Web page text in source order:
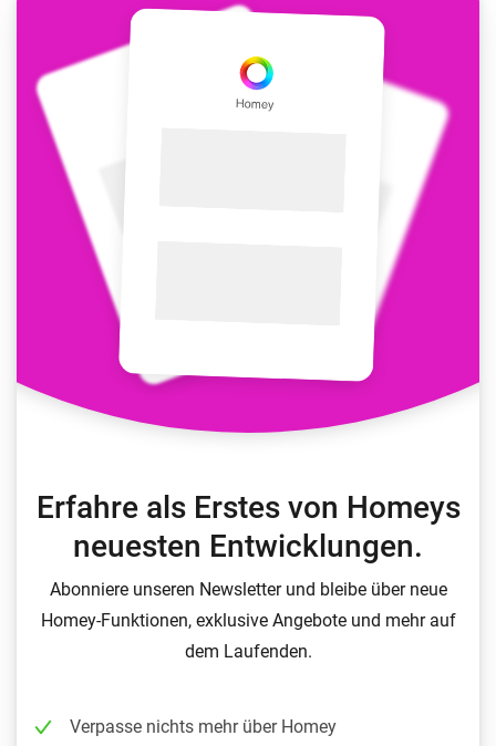
Erfahre als Erstes von Homeys
neuesten Entwicklungen.
Abonniere unseren Newsletter und bleibe über neue
Homey-Funktionen, exklusive Angebote und mehr auf
dem Laufenden.
Verpasse nichts mehr über Homey